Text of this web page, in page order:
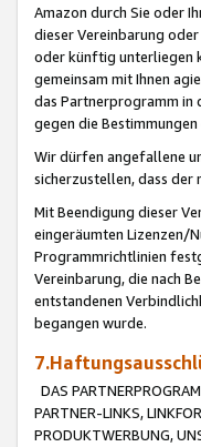
Amazon durch Sie oder
dieser Vereinbarung
oder künftig unterliegen
gemeinsam mit Ihnen
das Partnerprogramm in
gegen die
Wir dürfen angefallene
sicherzustellen, dass der
Mit Beendigung dieser
eingeräumten Lizenzen/
Programmrichtlinien
Vereinbarung, die nach
entstandenen
begangen wurde.
DAS
PARTNER-LINKS,
PRODUKTWERBUNG,